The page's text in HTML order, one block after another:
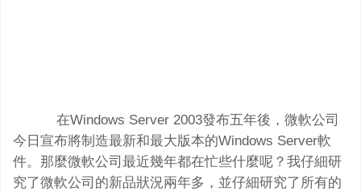
在Windows Server 2003發布五年後，微軟公司
今日宣布將制造最新和最大版本的Windows Server軟
件。那麼微軟公司最近幾年都在忙些什麼呢？我仔細研
究了微軟公司的新品狀況兩年多，並仔細研究了所有的